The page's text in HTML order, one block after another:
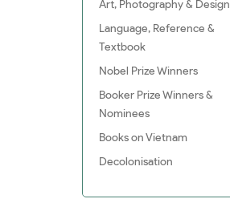
Art, Photography & Design
Language, Reference &
Textbook
Nobel Prize Winners
Booker Prize Winners &
Nominees
Books on Vietnam
Decolonisation